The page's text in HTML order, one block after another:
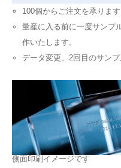
100個からご注文を承ります
量産に入る前に一度サンプ
作いたします。
データ変更、2回目のサン
側面印刷イメージです